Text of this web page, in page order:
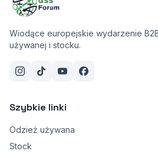
Wiodące europejskie wydarzenie
używanej i stocku.
Szybkie linki
Odzież używana
Stock